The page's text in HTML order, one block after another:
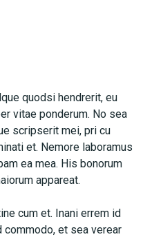
quodsi hendrerit, eu
vitae ponderum. No sea
scripserit mei, pri cu
et. Nemore laboramus
ea mea. His bonorum
appareat.
cum et. Inani errem id
et sea verear